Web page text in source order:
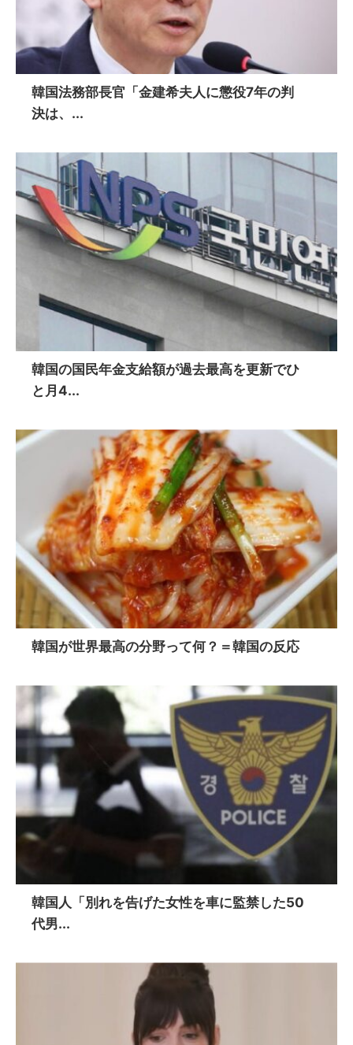
韓国法務部長官「金建希夫人に懲役7年の判
決は、...
韓国の国民年金支給額が過去最高を更新でひ
と月4...
韓国が世界最高の分野って何？＝韓国の反応
韓国人「別れを告げた女性を車に監禁した50
代男...